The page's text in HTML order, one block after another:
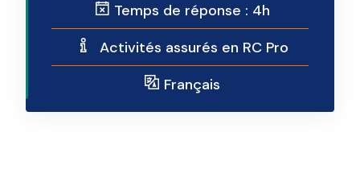
Temps de réponse : 4h
Activités assurés en RC Pro
Français